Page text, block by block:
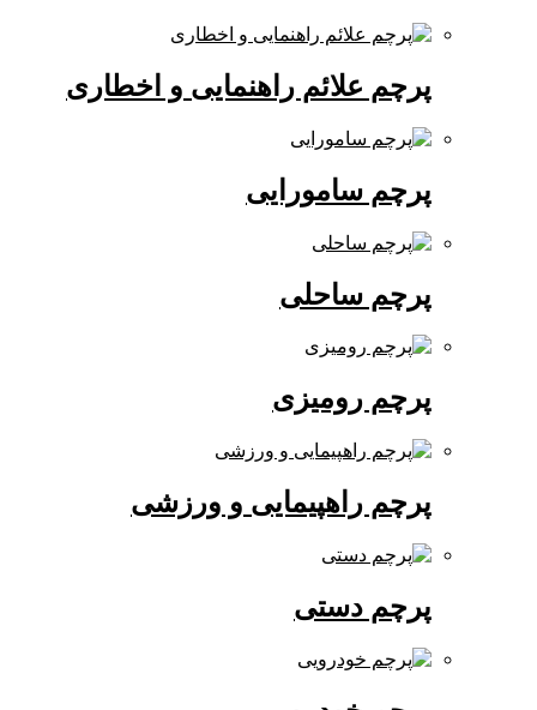
پرچم علائم راهنمایی و اخطاری
پرچم سامورایی
پرچم ساحلی
پرچم رومیزی
پرچم راهپیمایی و ورزشی
پرچم دستی